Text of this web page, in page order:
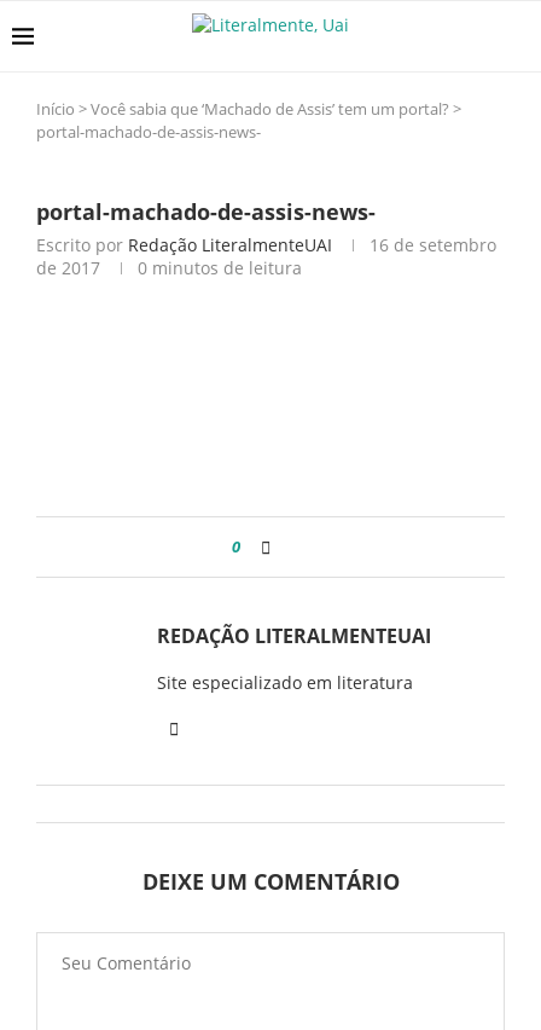
Início >Você sabia que ‘Machado de Assis’ tem um portal? >
portal-machado-de-assis-news-
portal-machado-de-assis-news-
Escrito por Redação LiteralmenteUAI
16 de setembro
de 2017
0 minutos de leitura
0
REDAÇÃO LITERALMENTEUAI
Site especializado em literatura
DEIXE UM COMENTÁRIO